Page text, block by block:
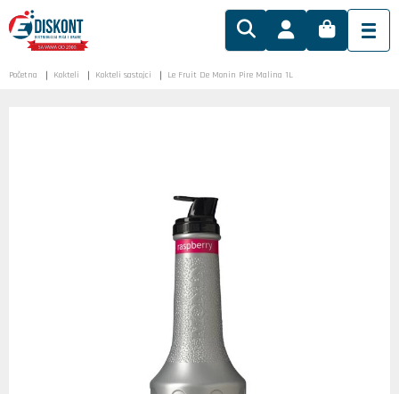
Početna Kokteli Kokteli sastojci Le Fruit De Monin Pire Malina 1L